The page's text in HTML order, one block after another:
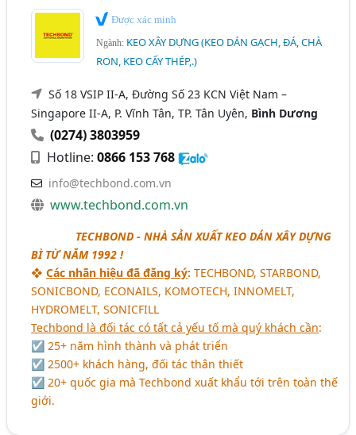
Được xác minh
Ngành: KEO XÂY DỰNG (KEO DÁN GẠCH, ĐÁ, CHÀ
RON, KEO CẤY THÉP,.)
Số 18 VSIP II-A, Đường Số 23 KCN Việt Nam –
Singapore II-A, P. Vĩnh Tân, TP. Tân Uyên, Bình Dương
(0274) 3803959
Hotline:0866 153 768
info@techbond.com.vn
www.techbond.com.vn
TECHBOND - NHÀ SẢN XUẤT KEO DÁN XÂY DỰNG
BÌ TỪ NĂM 1992 !
❖Các nhãn hiệu đã đăng ký: TECHBOND, STARBOND,
SONICBOND, ECONAILS, KOMOTECH, INNOMELT,
HYDROMELT, SONICFILL
Techbond là đối tác có tất cả yếu tố mà quý khách cần:
☑ 25+ năm hình thành và phát triển
☑ 2500+ khách hàng, đối tác thân thiết
☑ 20+ quốc gia mà Techbond xuất khẩu tới trên toàn thế
giới.